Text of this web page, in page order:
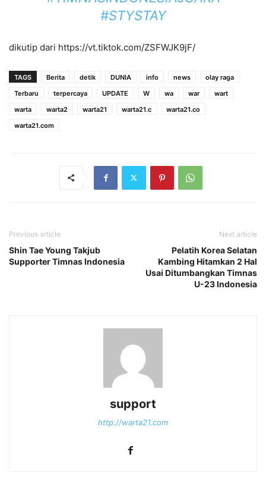
#STYSTAY
dikutip dari https://vt.tiktok.com/ZSFWJK9jF/
TAGS Berita detik DUNIA info news
olay raga
Terbaru
terpercaya UPDATE W wa war
wart
warta
warta2 warta21 warta21.c
warta21.co
warta21.com
Previous article
Shin Tae Young Takjub
Supporter Timnas Indonesia
Next article
Pelatih Korea Selatan
Kambing Hitamkan 2 Hal
Usai Ditumbangkan Timnas
U-23 Indonesia
support
http://warta21.com